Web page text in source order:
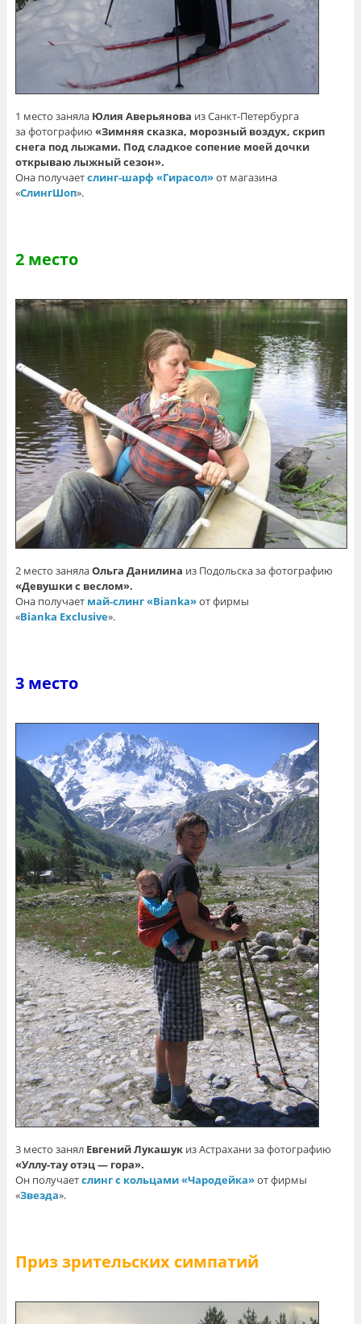
1 место заняла Юлия Аверьянова из Санкт-Петербурга
за фотографию «Зимняя сказка, морозный воздух, скрип
снега под лыжами. Под сладкое сопение моей дочки
открываю лыжный сезон».
Она получаетслинг-шарф «Гирасол»от магазина
«СлингШоп».
2 место
2 место занялаОльга Данилина из Подольска за фотографию
«Девушки с веслом».
Она получает май-слинг «Bianka»от фирмы
«Bianka Exclusive».
3 место
3 место занял Евгений Лукашукиз Астрахани за фотографию
«Уллу-тау отэц — гора».
Он получаетслинг с кольцами «Чародейка»от фирмы
«Звезда».
Приз зрительских симпатий